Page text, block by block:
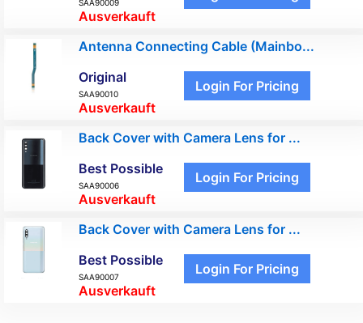
SAA90009
Ausverkauft
Antenna Connecting Cable (Mainbo...
Original
SAA90010
Ausverkauft
Login For Pricing
Back Cover with Camera Lens for ...
Best Possible
SAA90006
Ausverkauft
Login For Pricing
Back Cover with Camera Lens for ...
Best Possible
SAA90007
Ausverkauft
Login For Pricing